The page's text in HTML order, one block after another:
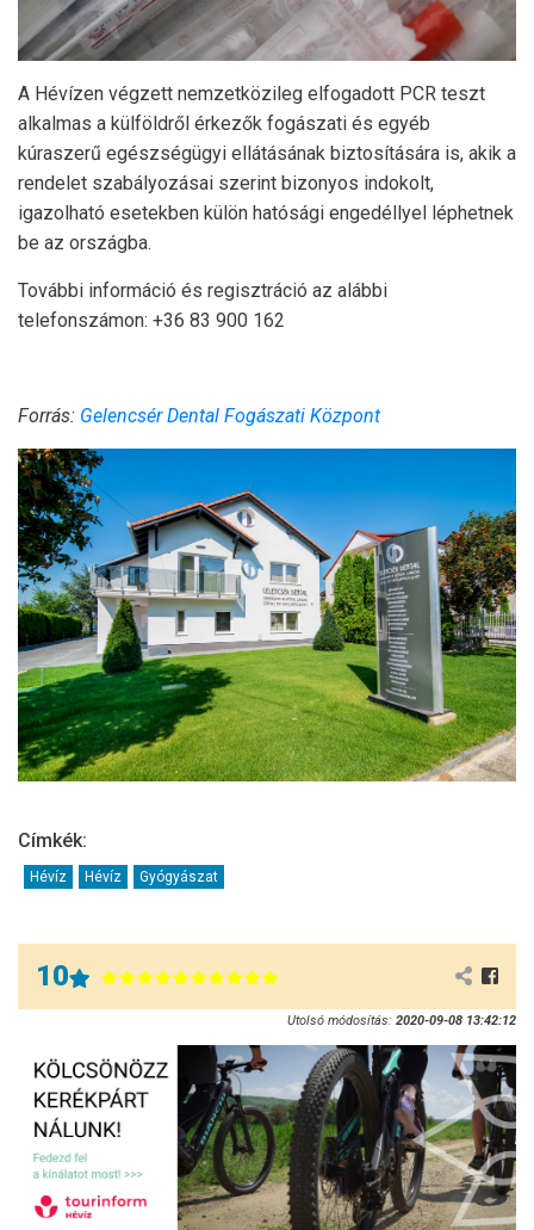
A Hévízen végzett nemzetközileg elfogadott PCR teszt
alkalmas a külföldről érkezők fogászati és egyéb
kúraszerű egészségügyi ellátásának biztosítására is, akik a
rendelet szabályozásai szerint bizonyos indokolt,
igazolható esetekben külön hatósági engedéllyel léphetnek
be az országba.
További információ és regisztráció az alábbi
telefonszámon: +36 83 900 162
Forrás: Gelencsér Dental Fogászati Központ
Címkék:
Hévíz Hévíz Gyógyászat
10
Utolsó módosítás: 2020-09-08 13:42:12